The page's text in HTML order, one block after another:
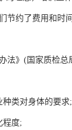
节约了费用和时
法》(国家质检
类对身体的要求;
程度;